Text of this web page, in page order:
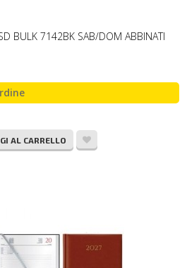
BULK 7142BK SAB/DOM ABBINATI
AL CARRELLO